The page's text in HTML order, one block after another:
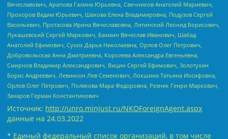
Вячеславович, Арапова Галина Юрьевна, Свечников Анатолий Мариевич,
Прохоров Вадим Юрьевич, Шахова Елена Владимировна, Подузов Сергей
Васильевич, Протасова Ирина Вячеславовна, Литинский Леонид Борисович,
Лукашевский Сергей Маркович, Бахмин Вячеслав Иванович, Шабад
Анатолий Ефимович, Сухих Дарья Николаевна, Орлов Олег Петрович,
Добровольская Анна Дмитриевна, Королева Александра Евгеньевна,
Смирнов Владимир Александрович, Вицин Сергей Ефимович, Золотухин
Борис Андреевич, Левинсон Лев Семенович, Локшина Татьяна Иосифовна,
Орлов Олег Петрович, Полякова Мара Федоровна, Резник Генри Маркович,
Захаров Герман Константинович
Источник: http://unro.minjust.ru/NKOForeignAgent.aspx
данные на 24.03.2022
* Единый федеральный список организаций, в том числе